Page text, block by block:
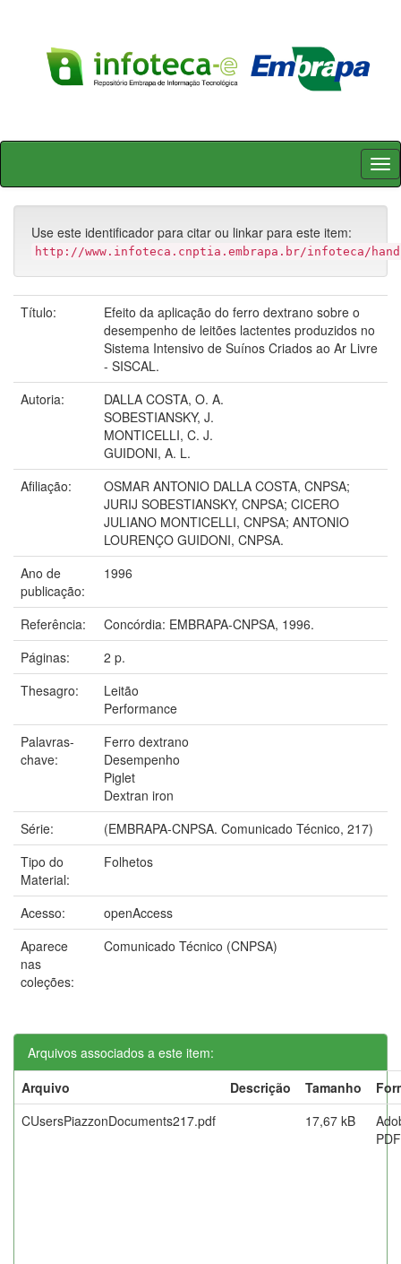
Skip
Use este identificador para citar ou linkar para este item:
http://www.infoteca.cnptia.embrapa.br/infoteca/
Título:
Efeito da aplicação do ferro dextrano sobre o
desempenho de leitões lactentes produzidos no
Sistema Intensivo de Suínos Criados ao Ar Livre
- SISCAL.
Autoria:
DALLA COSTA, O. A.
SOBESTIANSKY, J.
MONTICELLI, C. J.
GUIDONI, A. L.
Afiliação:
OSMAR ANTONIO DALLA COSTA, CNPSA;
JURIJ SOBESTIANSKY, CNPSA; CICERO
JULIANO MONTICELLI, CNPSA; ANTONIO
LOURENÇO GUIDONI, CNPSA.
Ano de
publicação:
1996
Referência:
Concórdia: EMBRAPA-CNPSA, 1996.
Páginas:
2 p.
Thesagro:
Leitão
Performance
Palavras-
chave:
Ferro dextrano
Desempenho
Piglet
Dextran iron
Série:
(EMBRAPA-CNPSA. Comunicado Técnico, 217)
Tipo do
Material:
Folhetos
Acesso:
openAccess
Aparece
nas
coleções:
Comunicado Técnico (CNPSA)
Arquivos associados a este item:
Arquivo
Descrição Tamanho
CUsersPiazzonDocuments217.pdf
17,67 kB
PDF